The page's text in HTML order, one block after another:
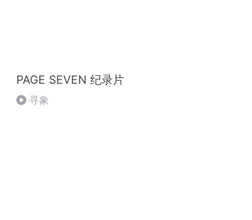
PAGE SEVEN 纪录片
寻象